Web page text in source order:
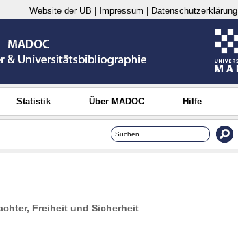
Website der UB Impressum Datenschutzerklärung
Statistik Über MADOC Hilfe
Freiheit und Sicherheit